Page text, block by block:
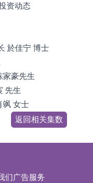
资动态
於佳宁 博士
家豪先生
先生
飒 女士
返回相关集数
们广告服务